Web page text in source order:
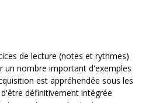
de lecture (notes et rythmes)
un nombre important d'exemples
est appréhendée sous les
définitivement intégrée